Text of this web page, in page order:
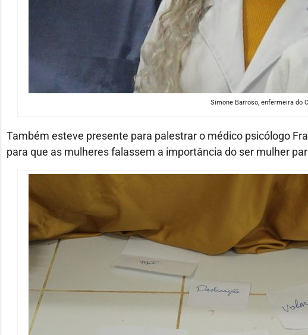
Simone Barroso, enfermeira do
Também esteve presente para palestrar o médico psicólogo
para que as mulheres falassem a importância do ser mulher